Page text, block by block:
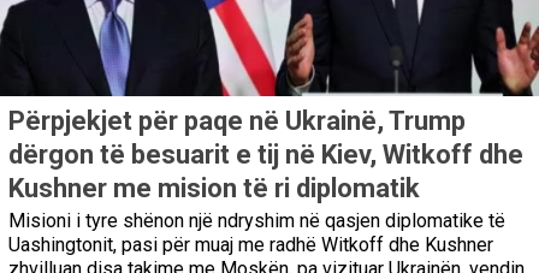
Përpjekjet për paqe në Ukrainë, Trump
dërgon të besuarit e tij në Kiev, Witkoff dhe
Kushner me mision të ri diplomatik
Misioni i tyre shënon një ndryshim në qasjen diplomatike të
Uashingtonit, pasi për muaj me radhë Witkoff dhe Kushner
zhvilluan disa takime me Moskën, pa vizituar Ukrainën, vendin